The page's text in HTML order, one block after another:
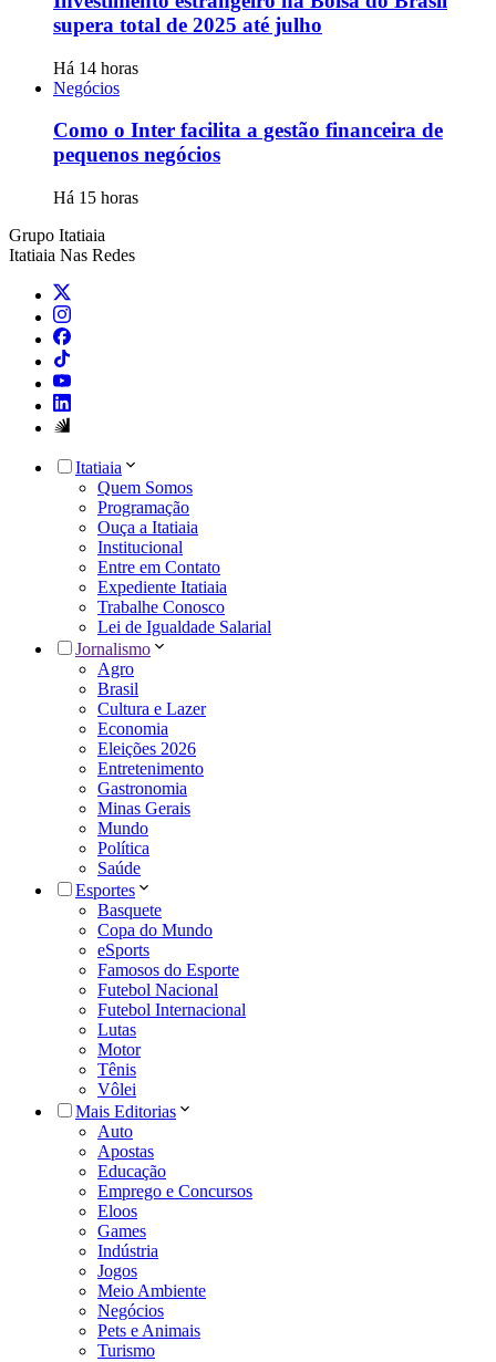
supera total de 2025 até julho
Há 14 horas
Negócios
Como o Inter facilita a gestão financeira de
pequenos negócios
Há 15 horas
Grupo Itatiaia
Itatiaia Nas Redes
Itatiaia
Quem Somos
Programação
Ouça a Itatiaia
Institucional
Entre em Contato
Expediente Itatiaia
Trabalhe Conosco
Lei de Igualdade Salarial
Jornalismo
Agro
Brasil
Cultura e Lazer
Economia
Eleições 2026
Entretenimento
Gastronomia
Minas Gerais
Mundo
Política
Saúde
Esportes
Basquete
Copa do Mundo
eSports
Famosos do Esporte
Futebol Nacional
Futebol Internacional
Lutas
Motor
Tênis
Vôlei
Mais Editorias
Auto
Apostas
Educação
Emprego e Concursos
Eloos
Games
Indústria
Jogos
Meio Ambiente
Negócios
Pets e Animais
Turismo